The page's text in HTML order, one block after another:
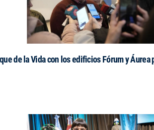
de la Vida con los edificios Fórum y